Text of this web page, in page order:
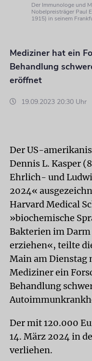
Der Immunologe und
Nobelpreisträger Paul
1915) in seinem
Mediziner hat ein
Behandlung
eröffnet
19.09.2023 20:30 Uhr
Der US-
Dennis L. Kasper
Ehrlich- und
2024«
Harvard Medical
»biochemische
Bakterien im
erziehen«, teilte
Main am Dienstag
Mediziner ein
Behandlung
Der mit 120.000
14. März 2024 in
verliehen.